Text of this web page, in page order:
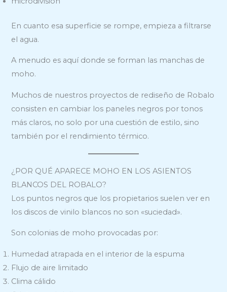
En cuanto esa superficie se rompe, empieza a filtrarse
el agua.
A menudo es aquí donde se forman las manchas de
moho.
Muchos de nuestros proyectos de rediseño de Robalo
consisten en cambiar los paneles negros por tonos
más claros, no solo por una cuestión de estilo, sino
también por el rendimiento térmico.
¿POR QUÉ APARECE MOHO EN LOS ASIENTOS
BLANCOS DEL ROBALO?
Los puntos negros que los propietarios suelen ver en
los discos de vinilo blancos no son «suciedad».
Son colonias de moho provocadas por:
Humedad atrapada en el interior de la espuma
Flujo de aire limitado
Clima cálido